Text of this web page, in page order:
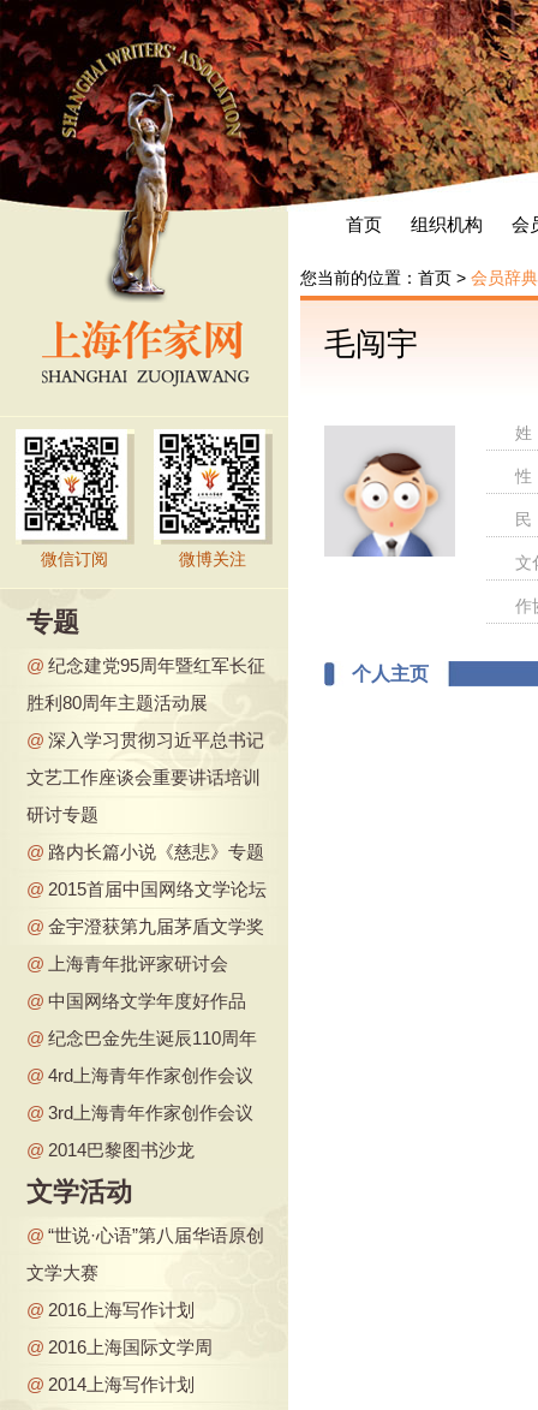
首页 组织机构 会
微信订阅 微博关注
专题
@ 纪念建党95周年暨红军长征
胜利80周年主题活动展
@ 深入学习贯彻习近平总书记
文艺工作座谈会重要讲话培训
研讨专题
@ 路内长篇小说《慈悲》专题
@ 2015首届中国网络文学论坛
@ 金宇澄获第九届茅盾文学奖
@
上海青年批评家研讨会
@ 中国网络文学年度好作品
@ 纪念巴金先生诞辰110周年
@ 4rd上海青年作家创作会议
@ 3rd上海青年作家创作会议
@ 2014巴黎图书沙龙
文学活动
@ “世说·心语”第八届华语原创
文学大赛
@ 2016上海写作计划
@ 2016上海国际文学周
@ 2014上海写作计划
您当前的位置： 首页 > 会员辞典
毛闯宇
文
作
个人主页